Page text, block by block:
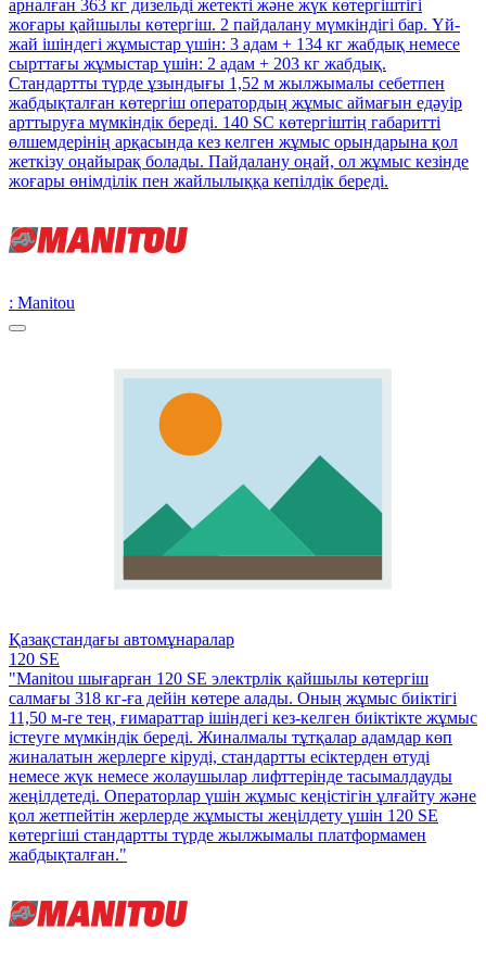
арналған 363 кг дизельді жетекті және жүк көтергіштігі
жоғары қайшылы көтергіш. 2 пайдалану мүмкіндігі бар. Үй-
жай ішіндегі жұмыстар үшін: 3 адам + 134 кг жабдық немесе
сырттағы жұмыстар үшін: 2 адам + 203 кг жабдық.
Стандартты түрде ұзындығы 1,52 м жылжымалы себетпен
жабдықталған көтергіш оператордың жұмыс аймағын едәуір
арттыруға мүмкіндік береді. 140 SC көтергіштің габаритті
өлшемдерінің арқасында кез келген жұмыс орындарына қол
жеткізу оңайырақ болады. Пайдалану оңай, ол жұмыс кезінде
жоғары өнімділік пен жайлылыққа кепілдік береді.
: Manitou
Қазақстандағы автомұнаралар
120 SE
"Manitou шығарған 120 SE электрлік қайшылы көтергіш
салмағы 318 кг-ға дейін көтере алады. Оның жұмыс биіктігі
11,50 м-ге тең, ғимараттар ішіндегі кез-келген биіктікте жұмыс
істеуге мүмкіндік береді. Жиналмалы тұтқалар адамдар көп
жиналатын жерлерге кіруді, стандартты есіктерден өтуді
немесе жүк немесе жолаушылар лифттерінде тасымалдауды
жеңілдетеді. Операторлар үшін жұмыс кеңістігін ұлғайту және
қол жетпейтін жерлерде жұмысты жеңілдету үшін 120 SE
көтергіші стандартты түрде жылжымалы платформамен
жабдықталған."